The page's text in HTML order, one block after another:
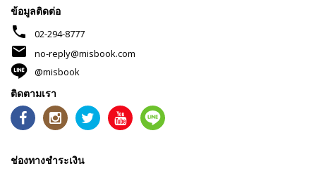
ข้อมูลติดต่อ
phone 02-294-8777
mail
no-reply@misbook.com
@misbook
ติดตามเรา
ช่องทางชำระเงิน